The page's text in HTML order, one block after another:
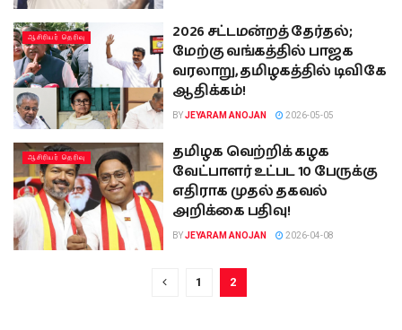
ஆசிரியர் தெரிவு
2026 சட்டமன்றத் தேர்தல்;
மேற்கு வங்கத்தில் பாஜக
வரலாறு, தமிழகத்தில் டிவிகே
ஆதிக்கம்!
BYJEYARAM ANOJAN 2026-05-05
ஆசிரியர் தெரிவு
தமிழக வெற்றிக் கழக
வேட்பாளர் உட்பட 10 பேருக்கு
எதிராக முதல் தகவல்
அறிக்கை பதிவு!
BYJEYARAM ANOJAN 2026-04-08
1 2